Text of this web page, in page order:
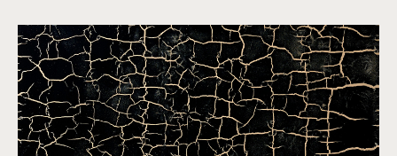
TOP
MATERIALS
PRODUCTS